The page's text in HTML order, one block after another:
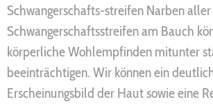
Schwangerschafts-streifen Narben
Schwangerschaftsstreifen am Bauch
körperliche Wohlempfinden mitunter
beeinträchtigen. Wir können ein
Erscheinungsbild der Haut sowie eine